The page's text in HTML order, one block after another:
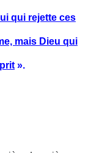
qui rejette ces
mais Dieu qui
».